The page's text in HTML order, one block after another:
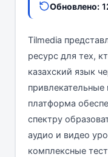
Обновлено:
Tilmedia
ресурс для тех,
казахский язык
платформа
спектру
аудио и видео
комплексные